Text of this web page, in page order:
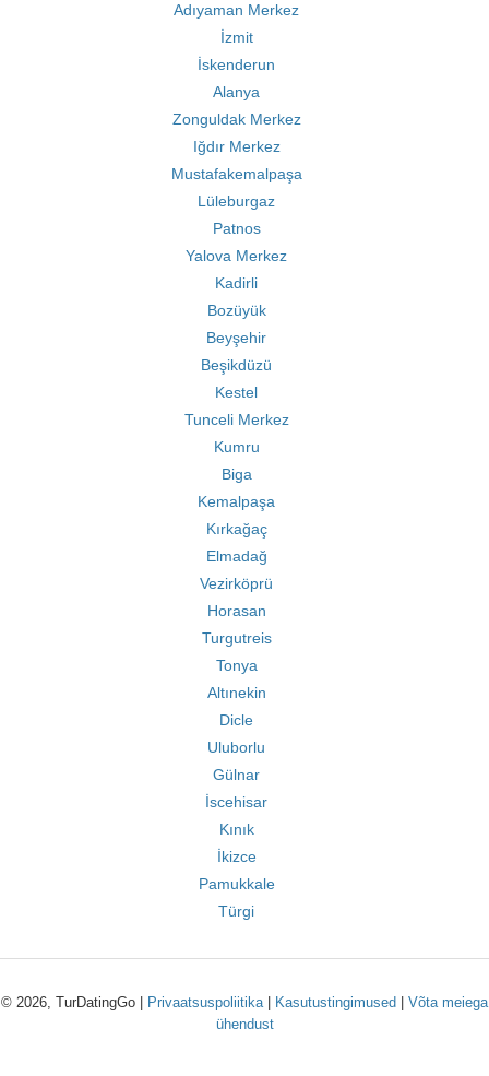
Adıyaman Merkez
İzmit
İskenderun
Alanya
Zonguldak Merkez
Iğdır Merkez
Mustafakemalpaşa
Lüleburgaz
Patnos
Yalova Merkez
Kadirli
Bozüyük
Beyşehir
Beşikdüzü
Kestel
Tunceli Merkez
Kumru
Biga
Kemalpaşa
Kırkağaç
Elmadağ
Vezirköprü
Horasan
Turgutreis
Tonya
Altınekin
Dicle
Uluborlu
Gülnar
İscehisar
Kınık
İkizce
Pamukkale
Türgi
© 2026, TurDatingGo | Privaatsuspoliitika| Kasutustingimused
Võta meiega
ühendust